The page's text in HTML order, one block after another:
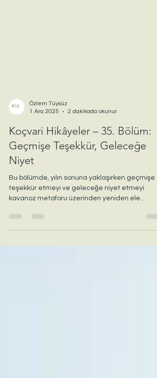
Koçvari Hikâyeler – 35. Bölüm:
Geçmişe Teşekkür, Geleceğe
Niyet
Bu bölümde, yılın sonuna yaklaşırken geçmişe
teşekkür etmeyi ve geleceğe niyet etmeyi
ederek; hayatımızda gerçekten neye yer